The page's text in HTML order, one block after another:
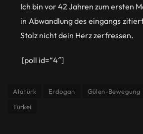
Ich bin vor 42 Jahren zum ersten
in Abwandlung des eingangs
Stolz nicht dein Herz zerfressen.
[poll id=“4″]
Atatürk Erdogan Gülen-Bewegung
Türkei